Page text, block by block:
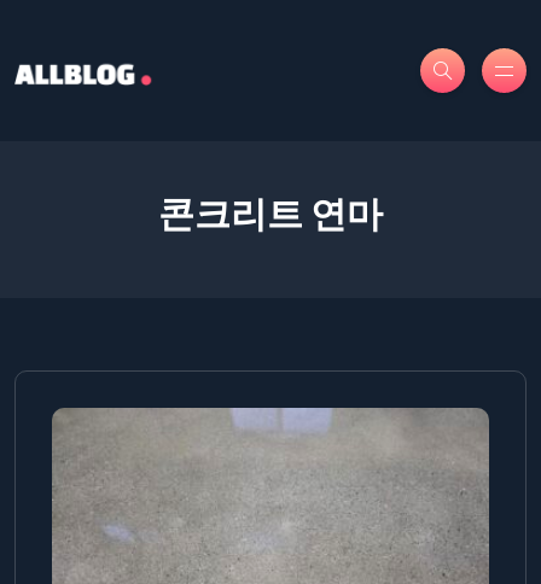
콘크리트 연마